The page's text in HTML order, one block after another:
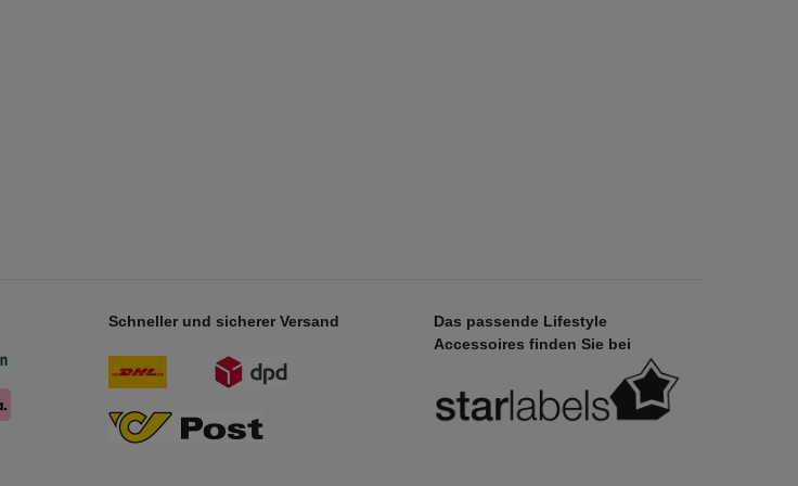
Schneller und sicherer Versand
Das passende Lifestyle
Accessoires finden Sie bei